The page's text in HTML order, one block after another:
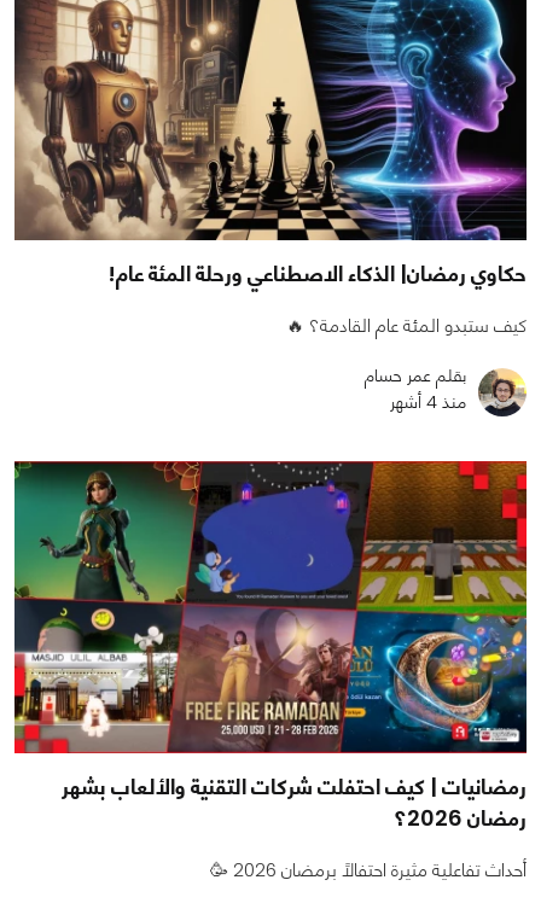
حكاوي رمضان| الذكاء الاصطناعي ورحلة المئة عام!
كيف ستبدو المئة عام القادمة؟ 🔥
بقلم عمر حسام
منذ 4 أشهر
رمضانيات | كيف احتفلت شركات التقنية والألعاب بشهر
رمضان 2026؟
أحداث تفاعلية مثيرة احتفالًا برمضان 2026 🥳